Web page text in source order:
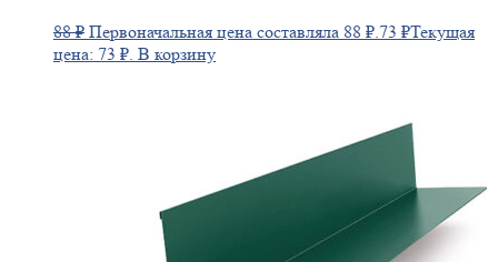
88₽ Первоначальная цена составляла 88 ₽.73 ₽Текущая
цена: 73 ₽. В корзину